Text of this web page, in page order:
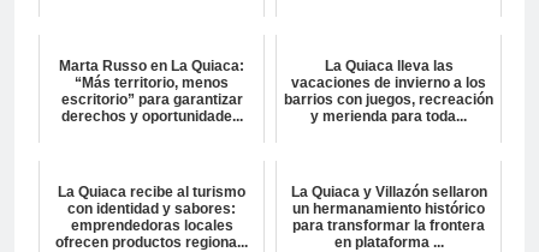
Marta Russo en La Quiaca:
“Más territorio, menos
escritorio” para garantizar
derechos y oportunidade...
La Quiaca lleva las
vacaciones de invierno a los
barrios con juegos, recreación
y merienda para toda...
La Quiaca recibe al turismo
con identidad y sabores:
emprendedoras locales
ofrecen productos regiona...
La Quiaca y Villazón sellaron
un hermanamiento histórico
para transformar la frontera
en plataforma ...